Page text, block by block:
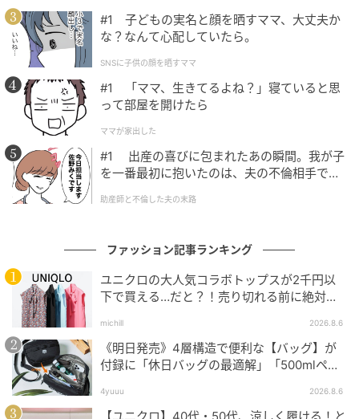
の記事をもっとみる
#1 子どもの実名と顔を晒すママ、大丈夫か
な？なんて心配していたら。
SNSに子供の顔を晒すママ
#1 「ママ、生きてるよね？」寝ていると思
って部屋を開けたら
ママが家出した
#1 出産の喜びに包まれたあの瞬間。我が子
を一番最初に抱いたのは、夫の不倫相手でし
助産師と不倫した夫の末路
ファッション記事ランキング
ユニクロの大人気コラボトップスが2千円以
下で買える…だと？！売り切れる前に絶対買
michill 2026.8.6
《明日発売》4層構造で便利な【バッグ】が
付録に「休日バッグの最適解」「500mlペッ
4yuuu 2026.8.6